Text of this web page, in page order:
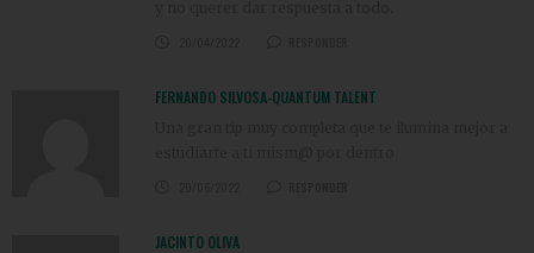
FERNANDO SILVOSA-QUANTUM TALENT
JACINTO OLIVA